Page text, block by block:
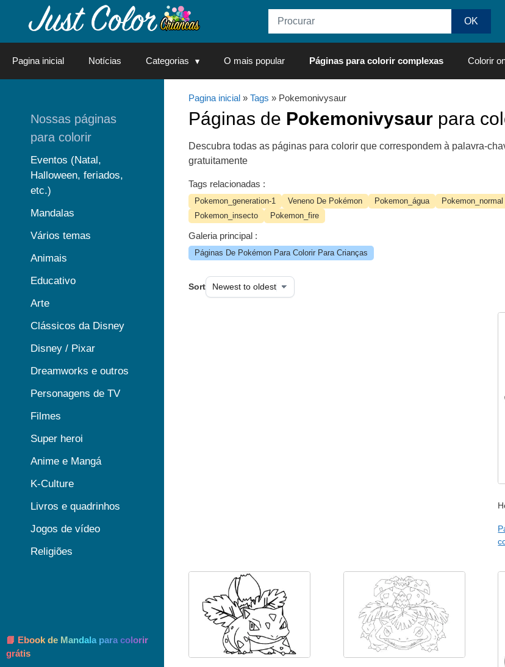
Pagina inicial Notícias Categorias O mais popular Páginas para colorir complexas Colorir
Pagina inicial» Tags » Pokemonivysaur
Páginas de Pokemonivysaurpara
Descubra todas as páginas para colorir que correspondem à palavra-
gratuitamente
Tags relacionadas :
Pokemon_generation-1 Veneno De Pokémon Pokemon_água Pokemon_normal
Pokemon_insecto
Pokemon_fire
Galeria principal :
Páginas De Pokémon Para Colorir Para Crianças
Sort
Nossas páginas
para colorir
Eventos (Natal,
Halloween, feriados,
etc.)
Mandalas
Vários temas
Animais
Educativo
Arte
Clássicos da Disney
Disney / Pixar
Dreamworks e outros
Personagens de TV
Filmes
Super heroi
Anime e Mangá
K-Culture
Livros e quadrinhos
Jogos de vídeo
Religiões
📘 Ebook de Mandala para colorir
grátis